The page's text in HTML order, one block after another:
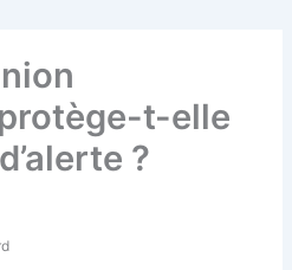
t-elle
?